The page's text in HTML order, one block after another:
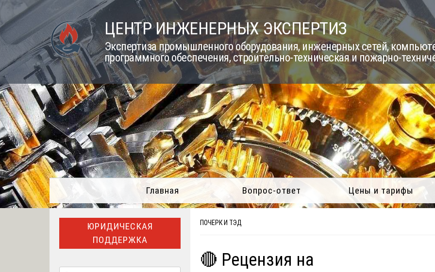
Skip
to
content
ЦЕНТР ИНЖЕНЕРНЫХ ЭКСПЕРТИЗ
Экспертиза промышленного оборудования, инженерных сетей,
программного обеспечения, строительно-техническая и пожарно-
Главная Вопрос-ответ Цены и тарифы
ПОЧЕРК И ТЭД
🔴 Рецензия на
ЮРИДИЧЕСКАЯ
ПОДДЕРЖКА